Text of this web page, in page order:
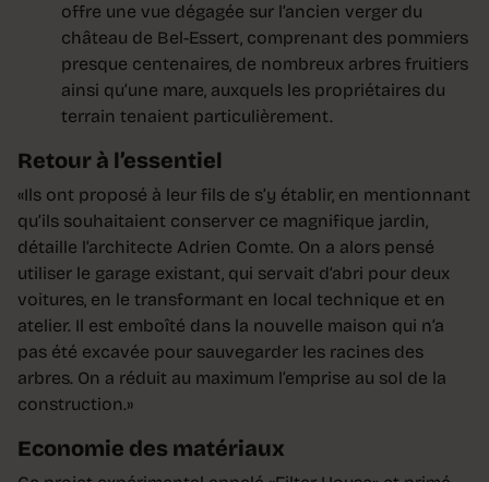
offre une vue dégagée sur l’ancien verger du
château de Bel-Essert, comprenant des pommiers
presque centenaires, de nombreux arbres fruitiers
ainsi qu’une mare, auxquels les propriétaires du
terrain tenaient particulièrement.
Retour à l’essentiel
«Ils ont proposé à leur fils de s’y établir, en mentionnant
qu’ils souhaitaient conserver ce magnifique jardin,
détaille l’architecte Adrien Comte. On a alors pensé
utiliser le garage existant, qui servait d’abri pour deux
voitures, en le transformant en local technique et en
atelier. Il est emboîté dans la nouvelle maison qui n’a
pas été excavée pour sauvegarder les racines des
arbres. On a réduit au maximum l’emprise au sol de la
construction.»
Economie des matériaux